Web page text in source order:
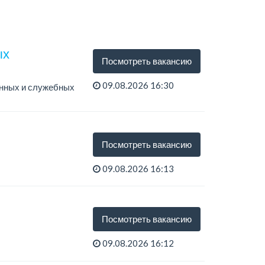
и служебных
Посмотреть вакансию
09.08.2026 16:30
Посмотреть вакансию
09.08.2026 16:13
Посмотреть вакансию
09.08.2026 16:12